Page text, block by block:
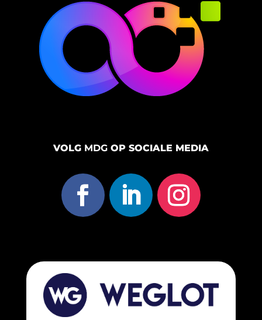
VOLG MDGOP SOCIALE MEDIA